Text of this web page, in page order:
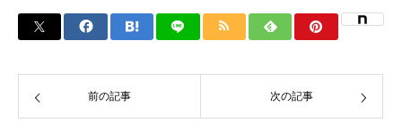
前の記事 次の記事